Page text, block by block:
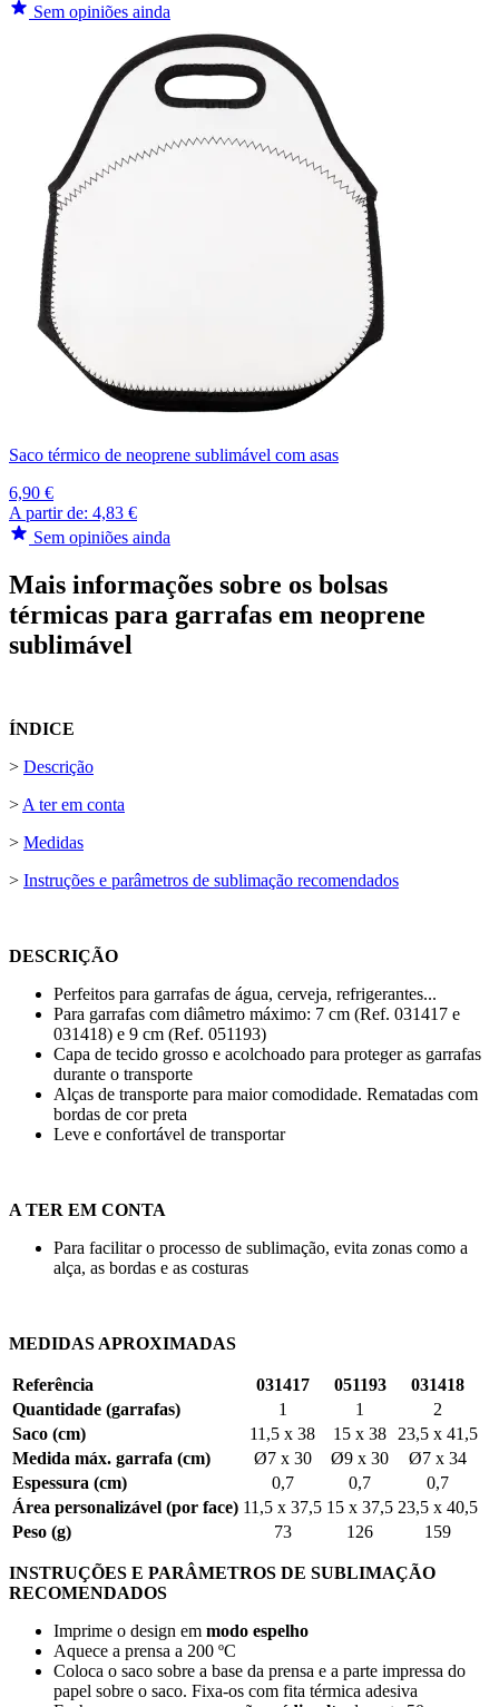
Sem opiniões ainda
Saco térmico de neoprene sublimável com asas
6,90 €
A partir de: 4,83 €
Sem opiniões ainda
Mais informações sobre os bolsas
térmicas para garrafas em neoprene
sublimável
ÍNDICE
> Descrição
>A ter em conta
> Medidas
> Instruções e parâmetros de sublimação recomendados
DESCRIÇÃO
Perfeitos para garrafas de água, cerveja, refrigerantes...
Para garrafas com diâmetro máximo: 7 cm (Ref. 031417 e
031418) e 9 cm (Ref. 051193)
Capa de tecido grosso e acolchoado para proteger as garrafas
durante o transporte
Alças de transporte para maior comodidade. Rematadas com
bordas de cor preta
Leve e confortável de transportar
A TER EM CONTA
Para facilitar o processo de sublimação, evita zonas como a
alça, as bordas e as costuras
MEDIDAS APROXIMADAS
Referência 031417 051193
031418
Quantidade (garrafas)
1 1
2
Saco (cm)
11,5 x 38 15 x 38 23,5 x 41,5
Medida máx. garrafa (cm)
Ø7 x 30 Ø9 x 30
Ø7 x 34
Espessura (cm)
0,7 0,7
0,7
Área personalizável (por face) 11,5 x 37,5 15 x 37,5 23,5 x 40,5
Peso (g)
73 126 159
INSTRUÇÕES E PARÂMETROS DE SUBLIMAÇÃO
RECOMENDADOS
Imprime o design em modo espelho
Aquece a prensa a 200 ºC
Coloca o saco sobre a base da prensa e a parte impressa do
papel sobre o saco. Fixa-os com fita térmica adesiva